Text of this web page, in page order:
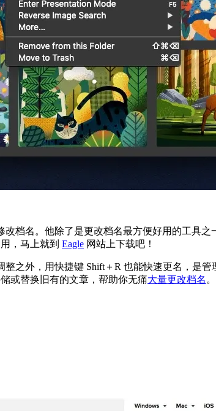
档名。他除了是更改档名最方便好用的工具之
，马上就到 Eagle 网站上下载吧！
之外，用快捷键 Shift＋R 也能快速更名，是
或替换旧有的文章，帮助你无痛大量更改档名 。